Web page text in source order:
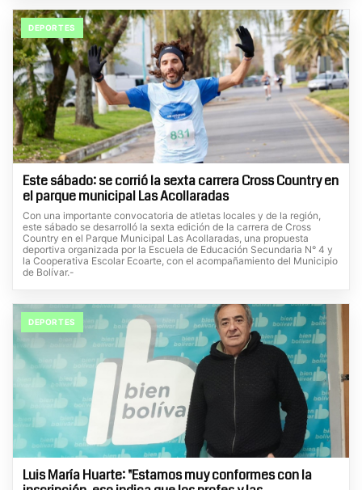
DEPORTES
Este sábado: se corrió la sexta carrera Cross Country en
el parque municipal Las Acollaradas
Con una importante convocatoria de atletas locales y de la región,
este sábado se desarrolló la sexta edición de la carrera de Cross
Country en el Parque Municipal Las Acollaradas, una propuesta
deportiva organizada por la Escuela de Educación Secundaria N° 4 y
la Cooperativa Escolar Ecoarte, con el acompañamiento del Municipio
de Bolívar.-
DEPORTES
Luis María Huarte: "Estamos muy conformes con la